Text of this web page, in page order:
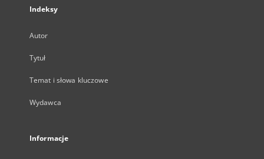
Indeksy
Autor
Tytuł
Temat i słowa kluczowe
Wydawca
Informacje